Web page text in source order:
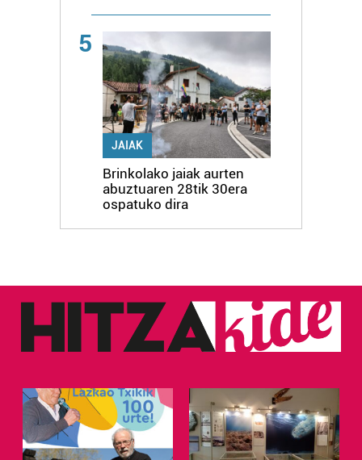
5
JAIAK
Brinkolako jaiak aurten
abuztuaren 28tik 30era
ospatuko dira